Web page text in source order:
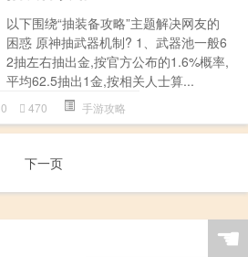
以下围绕“抽装备攻略”主题解决网友的
困惑 原神抽武器机制? 1、武器池一般6
2抽左右抽出金,按官方公布的1.6%概率,
平均62.5抽出1金,按相关人士算...
0 470 手游攻略
下一页
☚